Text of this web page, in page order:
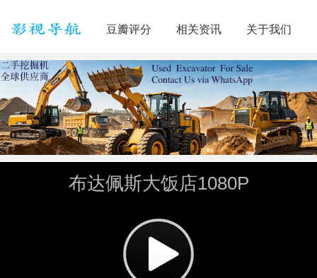
豆瓣评分 相关资讯 关于我们
布达佩斯大饭店1080P